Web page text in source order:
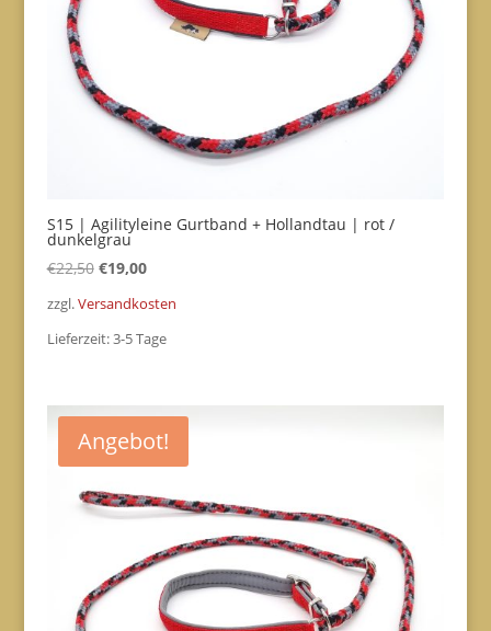
S15 | Agilityleine Gurtband + Hollandtau | rot /
dunkelgrau
€22,50 Ursprünglicher
€22,50
€19,00Aktueller
€19,00.
zzgl.Versandkosten
Lieferzeit:3-5 Tage
Angebot!